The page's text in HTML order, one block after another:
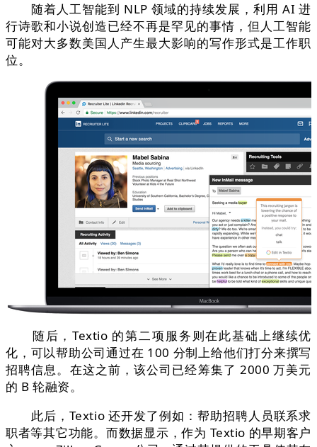
随着人工智能到 NLP 领域的持续发展，利用 AI 进
行诗歌和小说创造已经不再是罕见的事情，但人工智能
可能对大多数美国人产生最大影响的写作形式是工作职
位。
随后，Textio 的第二项服务则在此基础上继续优
化，可以帮助公司通过在 100 分制上给他们打分来撰写
招聘信息。在这之前，该公司已经筹集了 2000 万美元
的 B 轮融资。
此后，Textio 还开发了例如：帮助招聘人员联系求
职者等其它功能。而数据显示，作为 Textio 的早期客户